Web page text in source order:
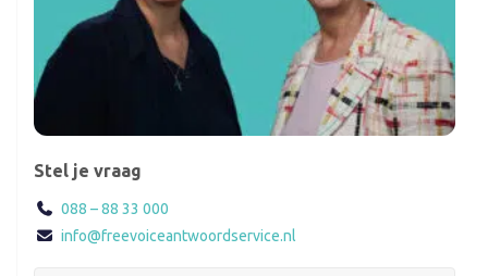
Stel je vraag
088 – 88 33 000
info@freevoiceantwoordservice.nl